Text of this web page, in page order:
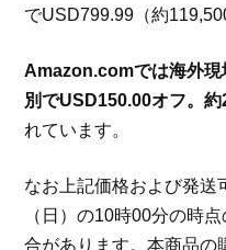
でUSD799.99（約
Amazon.comでは海外現
別でUSD150.00オフ。
れています。
なお上記価格および発送
（日）の10時00分の時
合があります。本商品の